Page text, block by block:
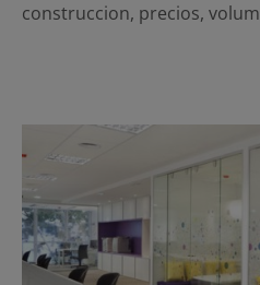
construccion, precios,